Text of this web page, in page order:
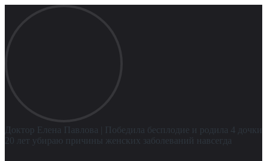
Доктор Елена Павлова
| Победила бесплодие и родила 4 дочки
20 лет убираю причины женских заболеваний навсегда